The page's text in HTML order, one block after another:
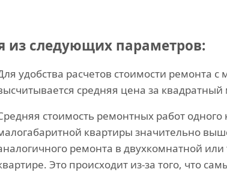
из следующих параметров:
удобства расчетов стоимости ремонта
средняя цена за квадратный
стоимость ремонтных работ одного
квартиры значительно
ремонта в двухкомнатной
Это происходит из-за того, что